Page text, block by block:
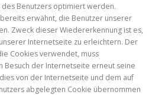
Benutzers optimiert werden.
erwähnt, die Benutzer unserer
Zweck dieser Wiedererkennung ist es,
Internetseite zu erleichtern. Der
Cookies verwendet, muss
Besuch der Internetseite erneut seine
von der Internetseite und dem auf
abgelegten Cookie übernommen